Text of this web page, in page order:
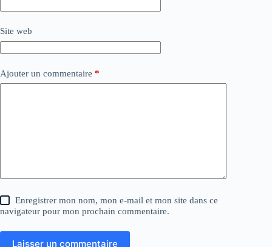
Site web
Ajouter un commentaire *
Enregistrer mon nom, mon e-mail et mon site dans ce
navigateur pour mon prochain commentaire.
Laisser un commentaire